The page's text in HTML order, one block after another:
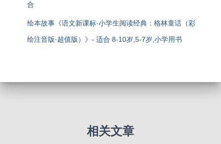
合
绘本故事《语文新课标·小学生阅读经典：格林童话（彩
绘注音版·超值版）》- 适合 8-10岁,5-7岁,小学用书
相关文章